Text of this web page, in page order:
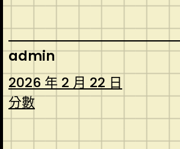
admin
2026 年 2 月 22 日
分數